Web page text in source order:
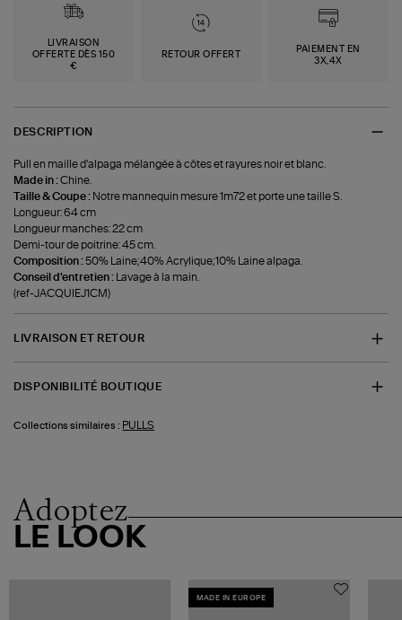
LIVRAISON
OFFERTE DÈS 150
€
RETOUR OFFERT
PAIEMENT EN
3X,4X
DESCRIPTION
Pull en maille d'alpaga mélangée à côtes et rayures noir et blanc.
Made in :Chine.
Taille & Coupe : Notre mannequin mesure 1m72 et porte une taille S.
Longueur: 64 cm
Longueur manches: 22 cm
Demi-tour de poitrine: 45 cm.
Composition :50% Laine;40% Acrylique;10% Laine alpaga.
Conseil d'entretien : Lavage à la main.
(ref-JACQUIEJ1CM)
LIVRAISON ET RETOUR
DISPONIBILITÉ BOUTIQUE
Collections similaires : PULLS
Adoptez
LE LOOK
MADE IN EUROPE